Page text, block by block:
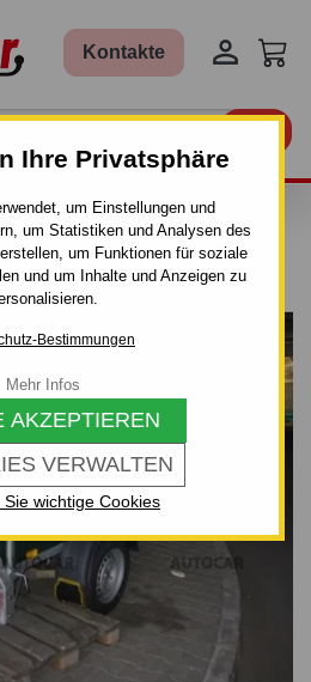
Ihre Privatsphäre
um Einstellungen und
um Statistiken und Analysen des
um Funktionen für soziale
und um Inhalte und Anzeigen zu
Bestimmungen
VERWALTEN
AKZEPTIEREN
Sie wichtige Cookies
Mehr Infos
Kontakte 
CRAFT 13 PROFI